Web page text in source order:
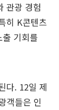
관광 경험
히 K콘텐츠
기회를
다. 12일 제
객들은 인